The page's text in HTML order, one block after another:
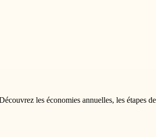
les économies annuelles, les étapes